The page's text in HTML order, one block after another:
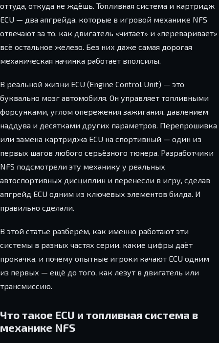
оттуда, откуда не ждёшь. Топливная система и картридж
ECU — два апгрейда, которые в игровой механике NFS
отвечают за то, как двигатель «читает» и «переваривает»
всё остальное железо. Без них даже самая дорогая
механическая начинка работает вполсилы.
В реальной жизни ECU (Engine Control Unit) — это
буквально мозг автомобиля. Он управляет топливными
форсунками, углом опережения зажигания, давлением
наддува и десятками других параметров. Перепрошивка
или замена картриджа ECU на спортивный — один из
первых шагов любого серьёзного тюнера. Разработчики
NFS подсмотрели эту механику у реальных
автоспортивных дисциплин и перенесли в игру, сделав
апгрейд ECU одним из ключевых элементов билда. И
правильно сделали.
В этой статье разберём, как именно работают эти
системы в разных частях серии, какие цифры даёт
прокачка, и почему опытные игроки качают ECU одним
из первых — ещё до того, как лезут в двигатель или
трансмиссию.
Что такое ECU и топливная система в
механике NFS